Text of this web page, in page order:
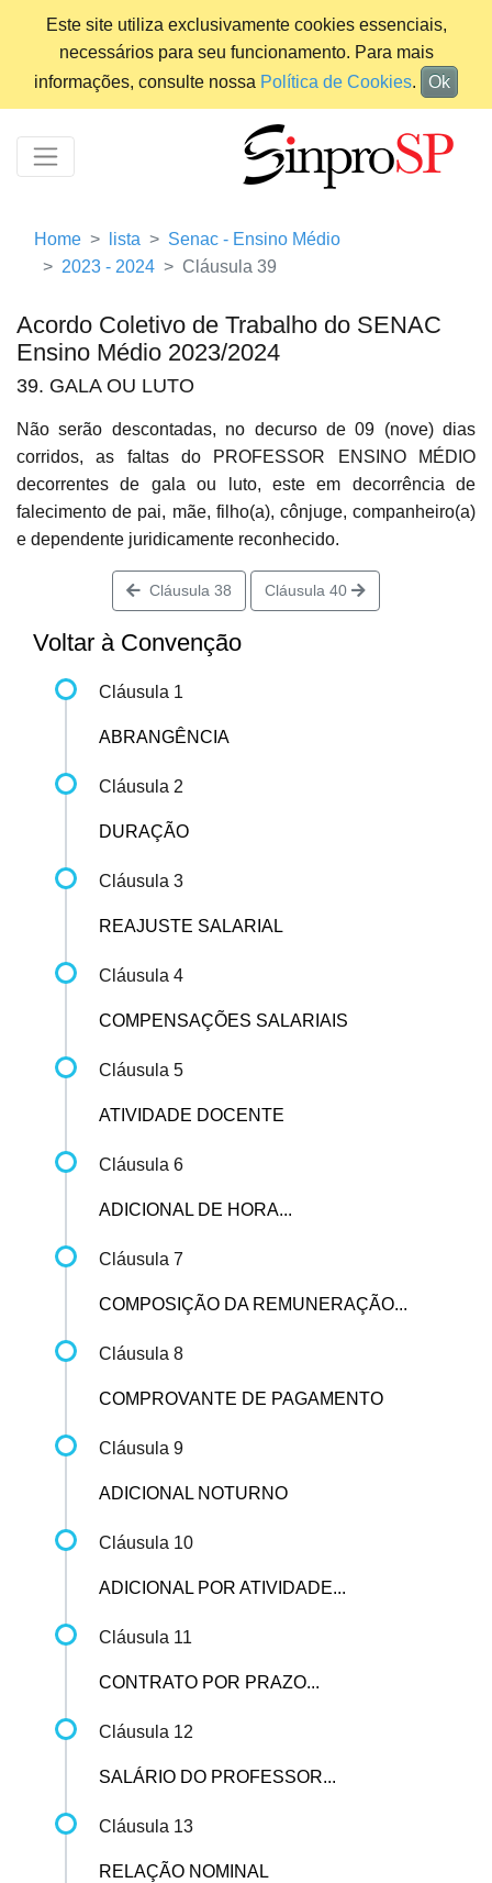
Este site utiliza exclusivamente cookies essenciais,
necessários para seu funcionamento. Para mais
informações, consulte nossa Política de Cookies. Ok
Home lista
Senac - Ensino Médio
2023 - 2024
Cláusula 39
Acordo Coletivo de Trabalho do SENAC
Ensino Médio 2023/2024
39. GALA OU LUTO
Não serão descontadas, no decurso de 09 (nove) dias
corridos, as faltas do PROFESSOR ENSINO MÉDIO
decorrentes de gala ou luto, este em decorrência de
falecimento de pai, mãe, filho(a), cônjuge, companheiro(a)
e dependente juridicamente reconhecido.
Cláusula 38 Cláusula 40
Voltar à Convenção
Cláusula 1
ABRANGÊNCIA
Cláusula 2
DURAÇÃO
Cláusula 3
REAJUSTE SALARIAL
Cláusula 4
COMPENSAÇÕES SALARIAIS
Cláusula 5
ATIVIDADE DOCENTE
Cláusula 6
ADICIONAL DE HORA...
Cláusula 7
COMPOSIÇÃO DA REMUNERAÇÃO...
Cláusula 8
COMPROVANTE DE PAGAMENTO
Cláusula 9
ADICIONAL NOTURNO
Cláusula 10
ADICIONAL POR ATIVIDADE...
Cláusula 11
CONTRATO POR PRAZO...
Cláusula 12
SALÁRIO DO PROFESSOR...
Cláusula 13
RELAÇÃO NOMINAL